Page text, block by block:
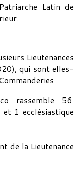
Latin de
Lieutenances
qui sont elles-
rassemble 56
et 1 ecclésiastique
de la Lieutenance